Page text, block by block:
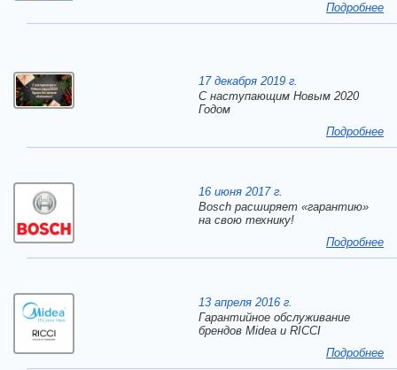
Подробнее
17 декабря 2019 г.
C наступающим Новым 2020
Годом
Подробнее
16 июня 2017 г.
Bosch расширяет «гарантию»
на свою технику!
Подробнее
13 апреля 2016 г.
Гарантийное обслуживание
брендов Midea и RICCI
Подробнее